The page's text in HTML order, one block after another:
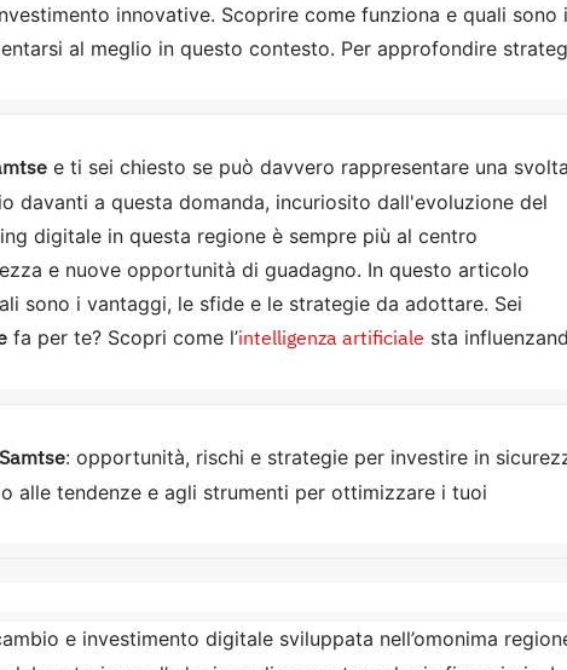
innovative. Scoprire come funziona e quali sono i
al meglio in questo contesto. Per approfondire
e ti sei chiesto se può davvero rappresentare una svolta
davanti a questa domanda, incuriosito dall'evoluzione del
digitale in questa regione è sempre più al centro
e nuove opportunità di guadagno. In questo articolo
sono i vantaggi, le sfide e le strategie da adottare. Sei
fa per te? Scopri come l’intelligenza artificiale sta
: opportunità, rischi e strategie per investire in
alle tendenze e agli strumenti per ottimizzare i tuoi
e investimento digitale sviluppata nell’omonima